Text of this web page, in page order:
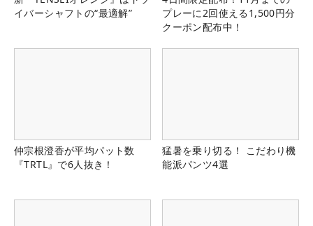
イバーシャフトの“最適解”
プレーに2回使える1,500円分
クーポン配布中！
仲宗根澄香が平均パット数
『TRTL』で6人抜き！
猛暑を乗り切る！ こだわり機
能派パンツ4選